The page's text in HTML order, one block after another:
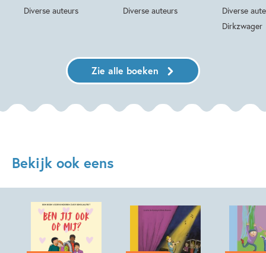
Diverse auteurs Diverse auteurs
Diverse
Dirkzwager
Zie alle boeken
Bekijk ook eens